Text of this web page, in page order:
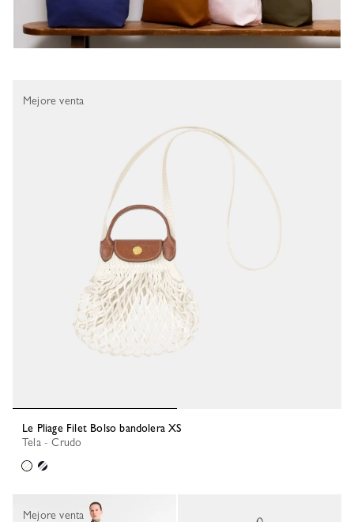
Le Pliage Filet Bolso bandolera XS
Tela - Crudo
Mejore venta
Mejore venta